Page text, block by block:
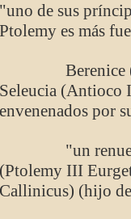
"uno de sus
Ptolemy es más
(hija de
Seleucia
envenenados por
de
(Ptolemy III
Callinicus) (hijo